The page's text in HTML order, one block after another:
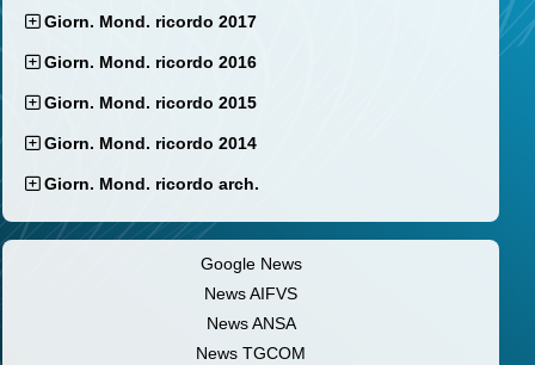
Giorn. Mond. ricordo 2017
Giorn. Mond. ricordo 2016
Giorn. Mond. ricordo 2015
Giorn. Mond. ricordo 2014
Giorn. Mond. ricordo arch.
Google News
News AIFVS
News ANSA
News TGCOM